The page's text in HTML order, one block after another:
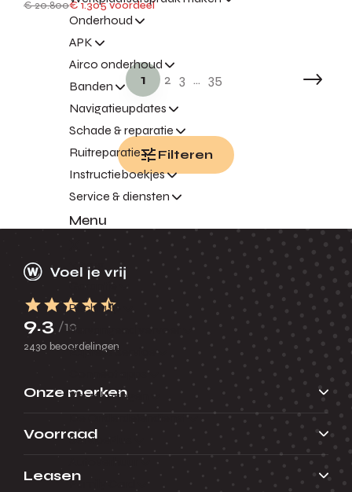
Onderhoud
APK
Airco onderhoud
Banden
Navigatieupdates
Schade & reparatie
Ruitreparatie
Instructieboekjes
Service & diensten
Menu
Terug
Pechhulp
Vervangend vervoer
Express Service
Verzekeringen
De Onderdelendienst
ServicePlus
Family Card
€ 20.800€ 1.305 voordeel
1 2 3 ... 35
Filteren
9.3 /10
2430 beoordelingen
Onze merken
Voorraad
Leasen